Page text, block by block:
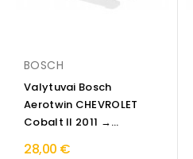
BOSCH
Valytuvai Bosch
Aerotwin CHEVROLET
Cobalt II 2011 →
28,00 €